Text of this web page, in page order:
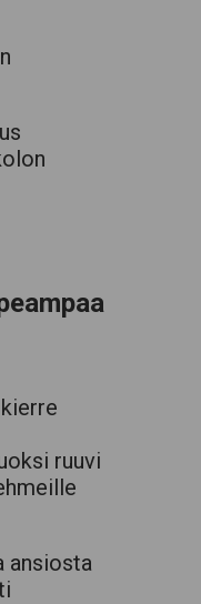
ruuvi
ansiosta